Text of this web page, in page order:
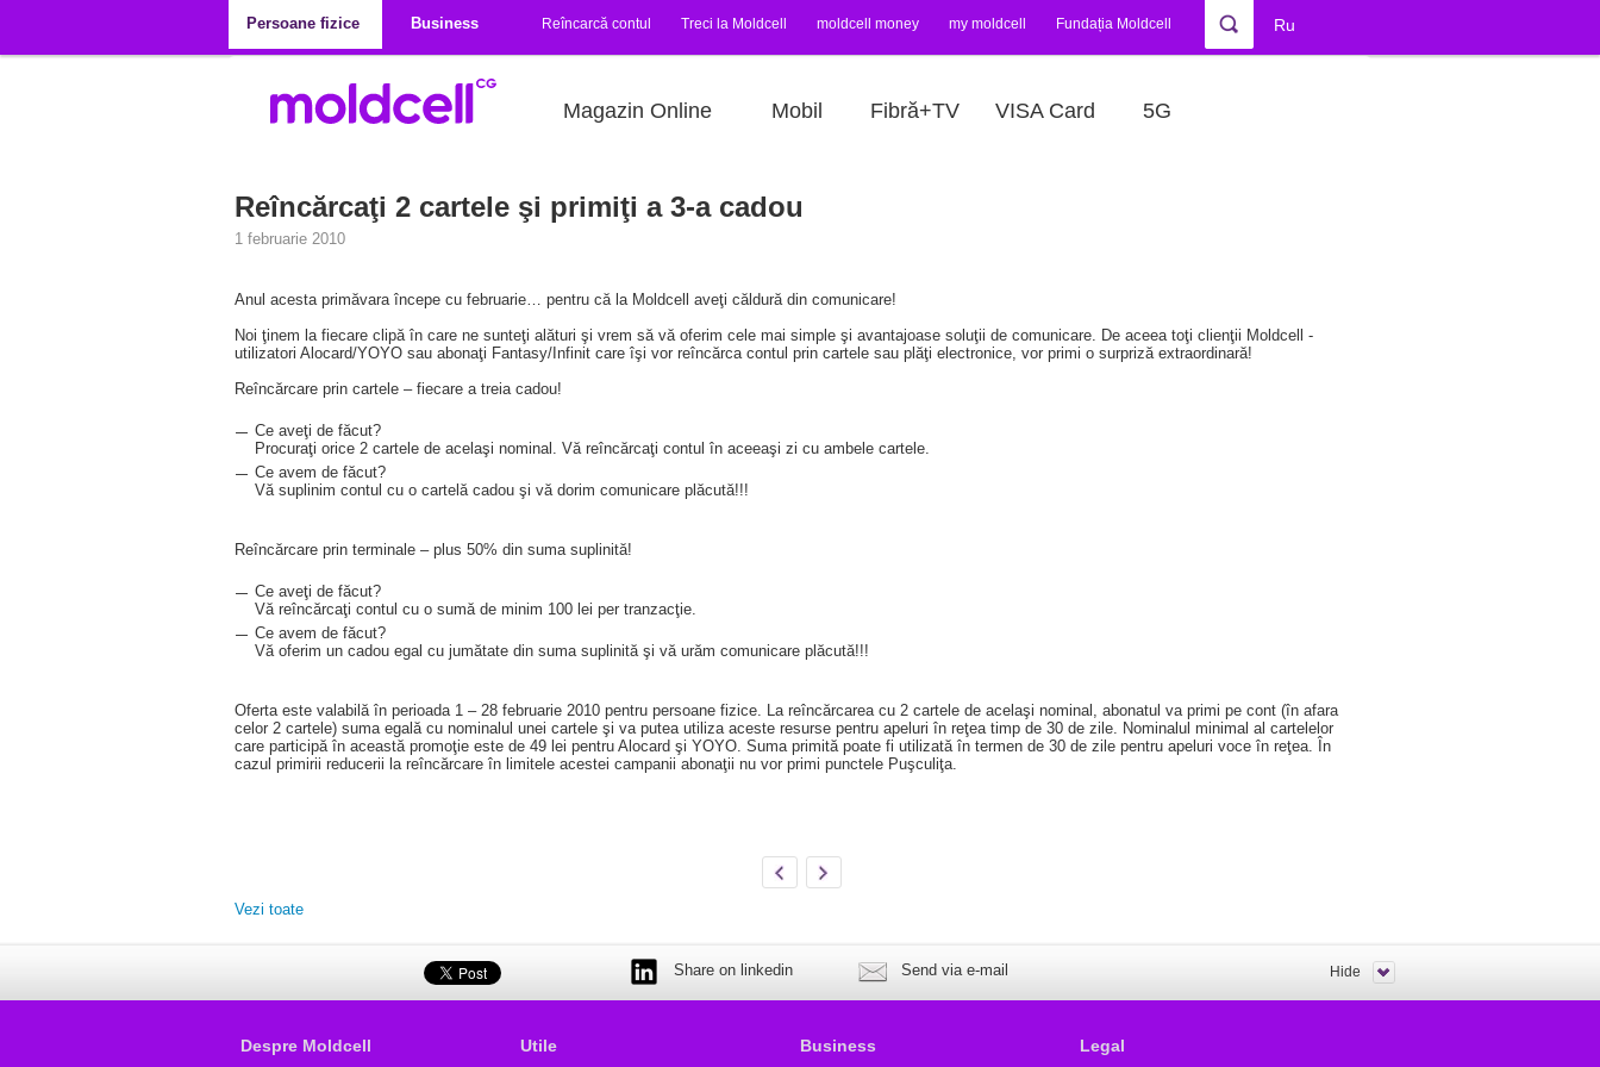
Persoane fizice
Business Reîncarcă contul Treci la Moldcell moldcell money my moldcell Fundația Moldcell Ru
Magazin Online Mobil Fibră+TV VISA Card 5G
Reîncărcaţi 2 cartele şi primiţi a 3-a cadou
1 februarie 2010
Anul acesta primăvara începe cu februarie… pentru că la Moldcell aveţi căldură din comunicare!
Noi ţinem la fiecare clipă în care ne sunteţi alături şi vrem să vă oferim cele mai simple şi avantajoase soluţii de comunicare. De aceea toţi clienţii Moldcell -
utilizatori Alocard/YOYO sau abonaţi Fantasy/Infinit care îşi vor reîncărca contul prin cartele sau plăţi electronice, vor primi o surpriză extraordinară!
Reîncărcare prin cartele – fiecare a treia cadou!
Ce aveţi de făcut?
Procuraţi orice 2 cartele de acelaşi nominal. Vă reîncărcaţi contul în aceeaşi zi cu ambele cartele.
Ce avem de făcut?
Vă suplinim contul cu o cartelă cadou şi vă dorim comunicare plăcută!!!
Reîncărcare prin terminale – plus 50% din suma suplinită!
Ce aveţi de făcut?
Vă reîncărcaţi contul cu o sumă de minim 100 lei per tranzacţie.
Ce avem de făcut?
Vă oferim un cadou egal cu jumătate din suma suplinită şi vă urăm comunicare plăcută!!!
Oferta este valabilă în perioada 1 – 28 februarie 2010 pentru persoane fizice. La reîncărcarea cu 2 cartele de acelaşi nominal, abonatul va primi pe cont (în afara
celor 2 cartele) suma egală cu nominalul unei cartele şi va putea utiliza aceste resurse pentru apeluri în reţea timp de 30 de zile. Nominalul minimal al cartelelor
care participă în această promoţie este de 49 lei pentru Alocard şi YOYO. Suma primită poate fi utilizată în termen de 30 de zile pentru apeluri voce în reţea. În
cazul primirii reducerii la reîncărcare în limitele acestei campanii abonaţii nu vor primi punctele Puşculiţa.
Vezi toate
Share on linkedin Send via e-mail Hide
Despre Moldcell Utile Business Legal